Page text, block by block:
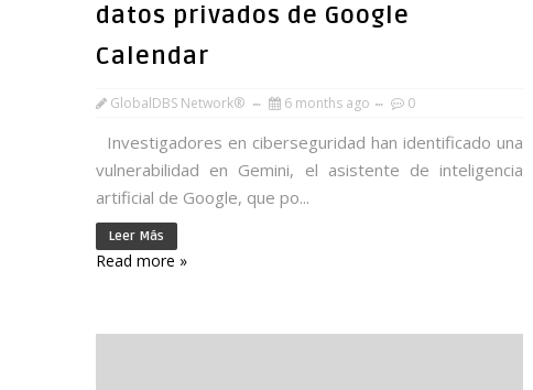
datos privados de Google
Calendar
GlobalDBS Network® 6 months ago 0
Investigadores en ciberseguridad han identificado una
vulnerabilidad en Gemini, el asistente de inteligencia
artificial de Google, que po...
Leer Más
Read more »